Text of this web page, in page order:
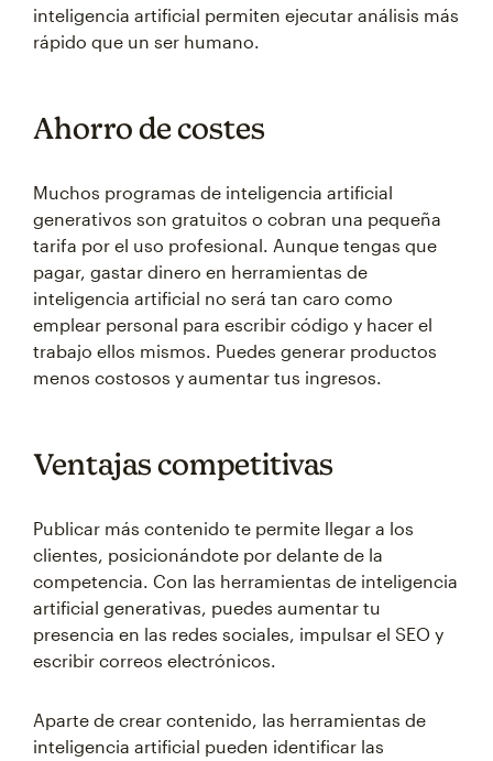
inteligencia artificial permiten ejecutar análisis más
rápido que un ser humano.
Ahorro de costes
Muchos programas de inteligencia artificial
generativos son gratuitos o cobran una pequeña
tarifa por el uso profesional. Aunque tengas que
pagar, gastar dinero en herramientas de
inteligencia artificial no será tan caro como
emplear personal para escribir código y hacer el
trabajo ellos mismos. Puedes generar productos
menos costosos y aumentar tus ingresos.
Ventajas competitivas
Publicar más contenido te permite llegar a los
clientes, posicionándote por delante de la
competencia. Con las herramientas de inteligencia
artificial generativas, puedes aumentar tu
presencia en las redes sociales, impulsar el SEO y
escribir correos electrónicos.
Aparte de crear contenido, las herramientas de
inteligencia artificial pueden identificar las